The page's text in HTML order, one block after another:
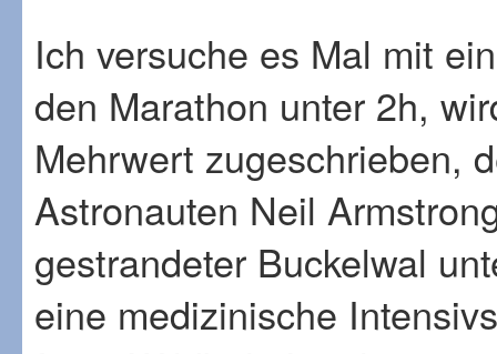
Ich versuche es Mal mit
den Marathon unter 2h,
Mehrwert zugeschrieben,
Astronauten Neil
gestrandeter Buckelwal
eine medizinische